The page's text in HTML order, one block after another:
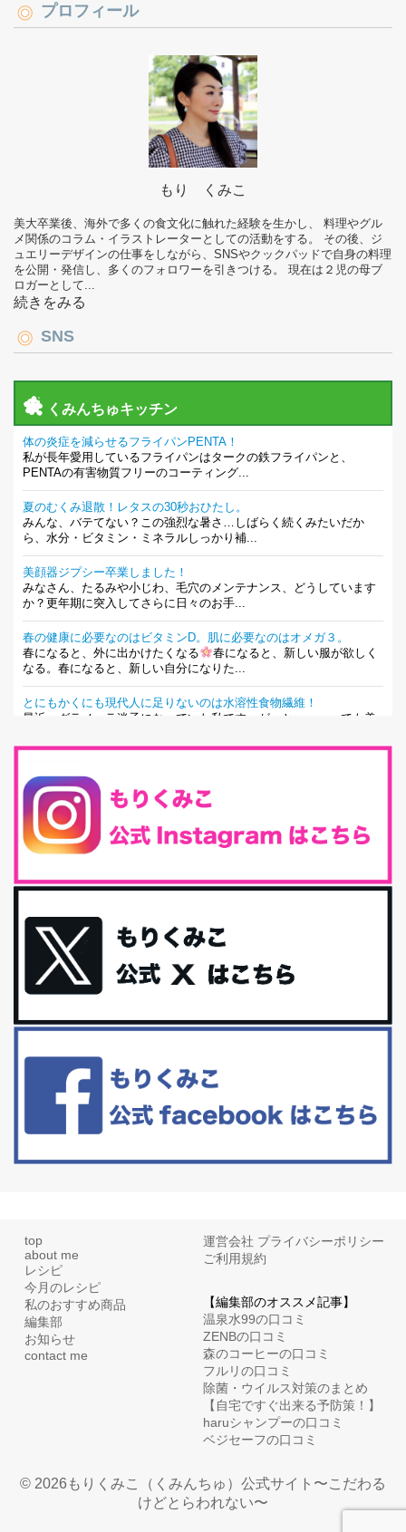
プロフィール
もり くみこ
美大卒業後、海外で多くの食文化に触れた経験を生かし、 料理やグル
メ関係のコラム・イラストレーターとしての活動をする。 その後、ジ
ュエリーデザインの仕事をしながら、SNSやクックパッドで自身の料理
を公開・発信し、多くのフォロワーを引きつける。 現在は２児の母ブ
ロガーとして...
続きをみる
SNS
くみんちゅキッチン
体の炎症を減らせるフライパンPENTA！
私が長年愛用しているフライパンはタークの鉄フライパンと、
PENTAの有害物質フリーのコーティング...
夏のむくみ退散！レタスの30秒おひたし。
みんな、バテてない？この強烈な暑さ…しばらく続くみたいだか
ら、水分・ビタミン・ミネラルしっかり補...
美顔器ジプシー卒業しました！
みなさん、たるみや小じわ、毛穴のメンテナンス、どうしています
か？更年期に突入してさらに日々のお手...
春の健康に必要なのはビタミンD。肌に必要なのはオメガ３。
春になると、外に出かけたくなる
春になると、新しい服が欲しく
なる。春になると、新しい自分になりた...
とにもかくにも現代人に足りないのは水溶性食物繊維！
最近、グラノーラ迷子になっていた私です。が、と〜〜〜っても美
腸内環境を整えることは、健康維持の中でいっちばん大事！だと私
は思っています。 ヒトの免...
iHerb特大セール終了間近！みんな何買う？
最近お風呂上がりの炭酸水をシリカシリカにしているんだけど確か
礼品トップ５を紹介します。今までいろ...
更年期を穏やかに乗りきるために今できる５つのこと。
アラフィフからの体と心の整え方。 私も気づけばアラフィフ、これ
といった更年期症状はまだ...
白髪・美容・免疫力、現代人に足りないのは海藻！
リーブオイルorごま油をたらす。&n...
top
about me
レシピ
今月のレシピ
私のおすすめ商品
編集部
お知らせ
contact me
運営会社 プライバシーポリシー
ご利用規約
【編集部のオススメ記事】
温泉水99の口コミ
ZENBの口コミ
森のコーヒーの口コミ
フルリの口コミ
除菌・ウイルス対策のまとめ
【自宅ですぐ出来る予防策！】
haruシャンプーの口コミ
ベジセーフの口コミ
© 2026もりくみこ（くみんちゅ）公式サイト〜こだわる
けどとらわれない〜